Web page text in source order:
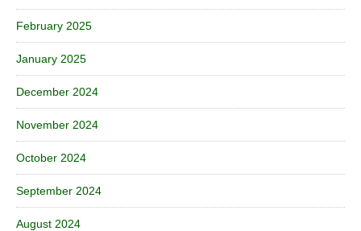
February 2025
January 2025
December 2024
November 2024
October 2024
September 2024
August 2024